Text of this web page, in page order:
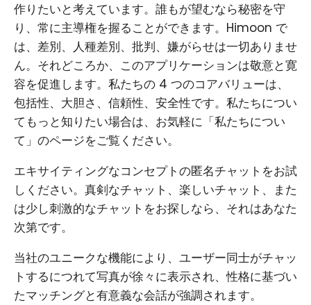
作りたいと考えています。誰もが望むなら秘密を守
り、常に主導権を握ることができます。Himoon で
は、差別、人種差別、批判、嫌がらせは一切ありませ
ん。それどころか、このアプリケーションは敬意と寛
容を促進します。私たちの 4 つのコアバリューは、
包括性、大胆さ、信頼性、安全性です。私たちについ
てもっと知りたい場合は、お気軽に「私たちについ
て」のページをご覧ください。
エキサイティングなコンセプトの匿名チャットをお試
しください。真剣なチャット、楽しいチャット、また
は少し刺激的なチャットをお探しなら、それはあなた
次第です。
当社のユニークな機能により、ユーザー同士がチャッ
トするにつれて写真が徐々に表示され、性格に基づい
たマッチングと有意義な会話が強調されます。